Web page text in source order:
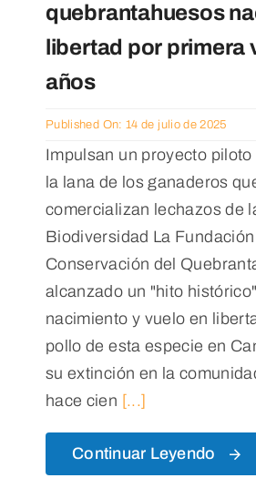
Noticias
quebrantahuesos
libertad por primera
años
Published On: 14 de julio de 2025
Impulsan un proyecto
la lana de los ganaderos
comercializan lechazos de
Biodiversidad La
Conservación del
alcanzado un "hito
nacimiento y vuelo en
pollo de esta especie en
su extinción en la
hace cien [...]
Continuar Leyendo